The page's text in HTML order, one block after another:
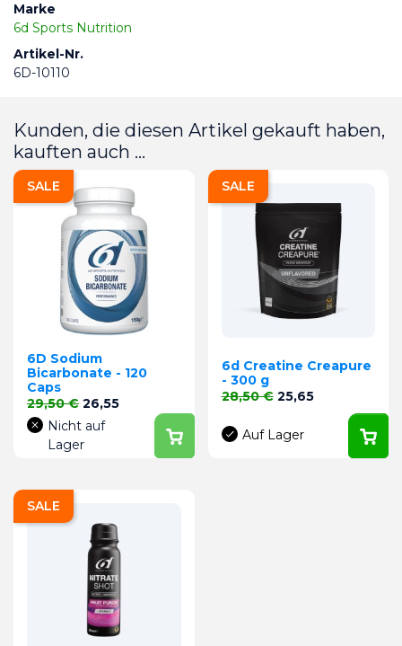
Marke
6d Sports Nutrition
Artikel-Nr.
6D-10110
Kunden, die diesen Artikel gekauft haben,
kauften auch ...
6D Sodium
Bicarbonate - 120
Caps
Verkaufspreis
29,50 € Preis
26,55
Nicht auf
Lager
SALE
6d Creatine Creapure
- 300 g
Verkaufspreis
28,50 € Preis
25,65
Auf Lager
SALE
SALE